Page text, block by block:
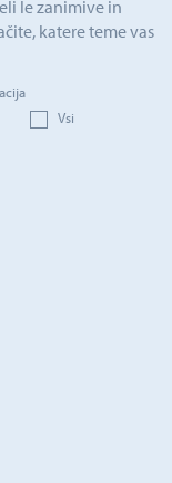
le zanimive in
katere teme vas
Vsi